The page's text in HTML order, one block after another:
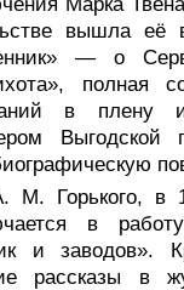
вышла её
— о
полная
в плену и
Выгодской
М. Горького, в
в
и заводов».
рассказы в